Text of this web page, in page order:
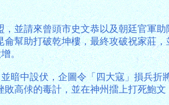
並請來曾頭市史文恭以及朝廷官軍
幫助打破乾坤樓，最終攻破祝家莊
。
暗中設伏，企圖令「四大寇」損兵折
高俅的毒計，並在神州擂上打死鮑